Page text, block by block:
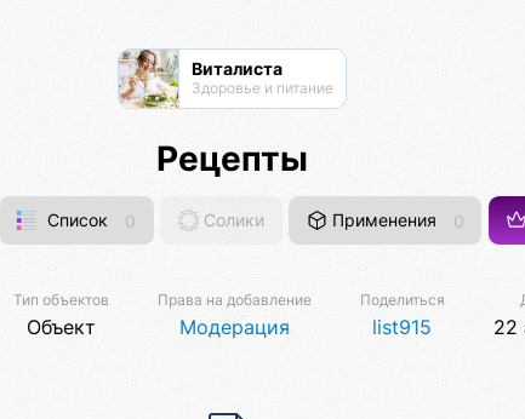
Виталиста
Здоровье и питание
Рецепты
Список 0 Солики Применения 0
Тип объектов
Объект
Права на добавление
Модерация
Поделиться
list915 22